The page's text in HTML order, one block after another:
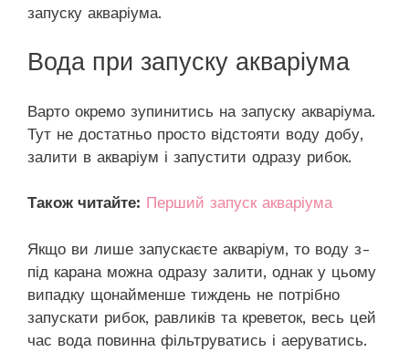
запуску акваріума.
Вода при запуску акваріума
Варто окремо зупинитись на запуску акваріума.
Тут не достатньо просто відстояти воду добу,
залити в акваріум і запустити одразу рибок.
Також читайте: Перший запуск акваріума
Якщо ви лише запускаєте акваріум, то воду з-
під карана можна одразу залити, однак у цьому
випадку щонайменше тиждень не потрібно
запускати рибок, равликів та креветок, весь цей
час вода повинна фільтруватись і аеруватись.